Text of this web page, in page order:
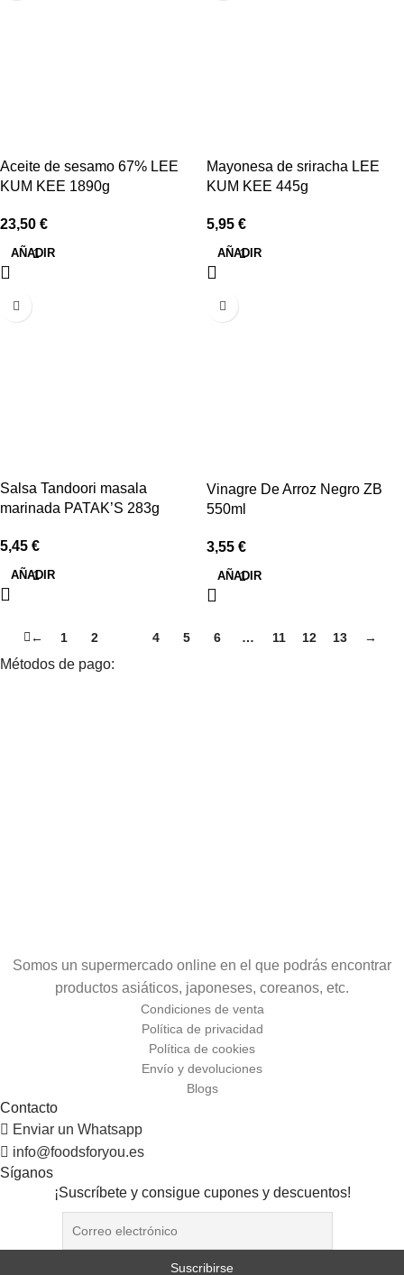
Aceite de sesamo 67% LEE
KUM KEE 1890g
23,50 €
AÑADIR
Mayonesa de sriracha LEE
KUM KEE 445g
5,95 €
AÑADIR
Salsa Tandoori masala
marinada PATAK’S 283g
5,45 €
AÑADIR
Vinagre De Arroz Negro ZB
550ml
3,55 €
AÑADIR
← 1 2 4 5 6 … 11 12 13 →
Métodos de pago:
Somos un supermercado online en el que podrás encontrar
productos asiáticos, japoneses, coreanos, etc.
Condiciones de venta
Política de privacidad
Política de cookies
Envío y devoluciones
Blogs
Contacto
Enviar un Whatsapp
info@foodsforyou.es
Síganos
¡Suscríbete y consigue cupones y descuentos!